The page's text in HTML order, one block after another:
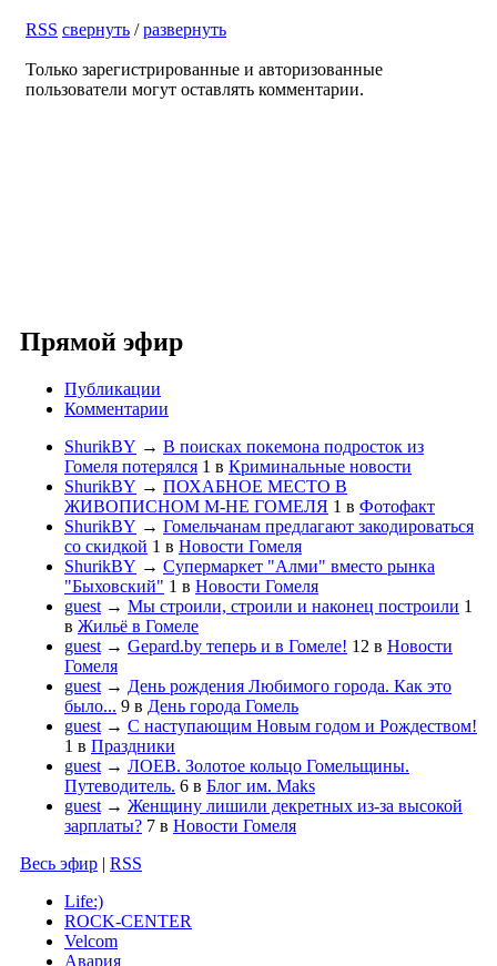
RSS свернуть /развернуть
Только зарегистрированные и авторизованные
пользователи могут оставлять комментарии.
Прямой эфир
Публикации
Комментарии
ShurikBY → В поисках покемона подросток из
Гомеля потерялся 1 в Криминальные новости
ShurikBY → ПОХАБНОЕ МЕСТО В
ЖИВОПИСНОМ М-НЕ ГОМЕЛЯ 1 в Фотофакт
ShurikBY → Гомельчанам предлагают закодироваться
со скидкой 1 в Новости Гомеля
ShurikBY → Супермаркет "Алми" вместо рынка
"Быховский" 1 в Новости Гомеля
guest → Мы строили, строили и наконец построили 1
в Жильё в Гомеле
guest → Gepard.by теперь и в Гомеле! 12 в Новости
Гомеля
guest → День рождения Любимого города. Как это
было... 9 в День города Гомель
guest → С наступающим Новым годом и Рождеством!
1 в Праздники
guest → ЛОЕВ. Золотое кольцо Гомельщины.
Путеводитель. 6 в Блог им. Maks
guest → Женщину лишили декретных из-за высокой
зарплаты? 7 в Новости Гомеля
Весь эфир | RSS
Life:)
ROCK-CENTER
Velcom
Авария